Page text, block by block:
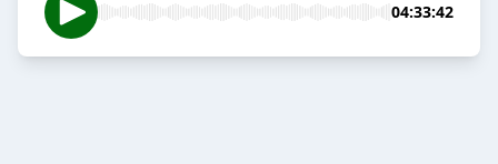
04:33:42